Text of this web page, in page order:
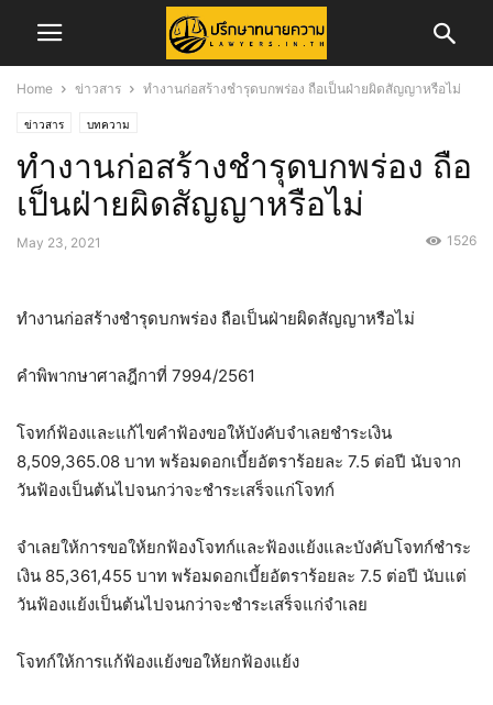
Home ข่าวสาร ทำงานก่อสร้างชำรุดบกพร่อง ถือเป็นฝ่ายผิดสัญญาหรือไม่
ข่าวสาร บทความ
ทำงานก่อสร้างชำรุดบกพร่อง ถือ
เป็นฝ่ายผิดสัญญาหรือไม่
May 23, 2021 1526
ทำงานก่อสร้างชำรุดบกพร่อง ถือเป็นฝ่ายผิดสัญญาหรือไม่
คำพิพากษาศาลฎีกาที่ 7994/2561
โจทก์ฟ้องและแก้ไขคำฟ้องขอให้บังคับจำเลยชำระเงิน
8,509,365.08 บาท พร้อมดอกเบี้ยอัตราร้อยละ 7.5 ต่อปี นับจาก
วันฟ้องเป็นต้นไปจนกว่าจะชำระเสร็จแก่โจทก์
จำเลยให้การขอให้ยกฟ้องโจทก์และฟ้องแย้งและบังคับโจทก์ชำระ
เงิน 85,361,455 บาท พร้อมดอกเบี้ยอัตราร้อยละ 7.5 ต่อปี นับแต่
วันฟ้องแย้งเป็นต้นไปจนกว่าจะชำระเสร็จแก่จำเลย
โจทก์ให้การแก้ฟ้องแย้งขอให้ยกฟ้องแย้ง